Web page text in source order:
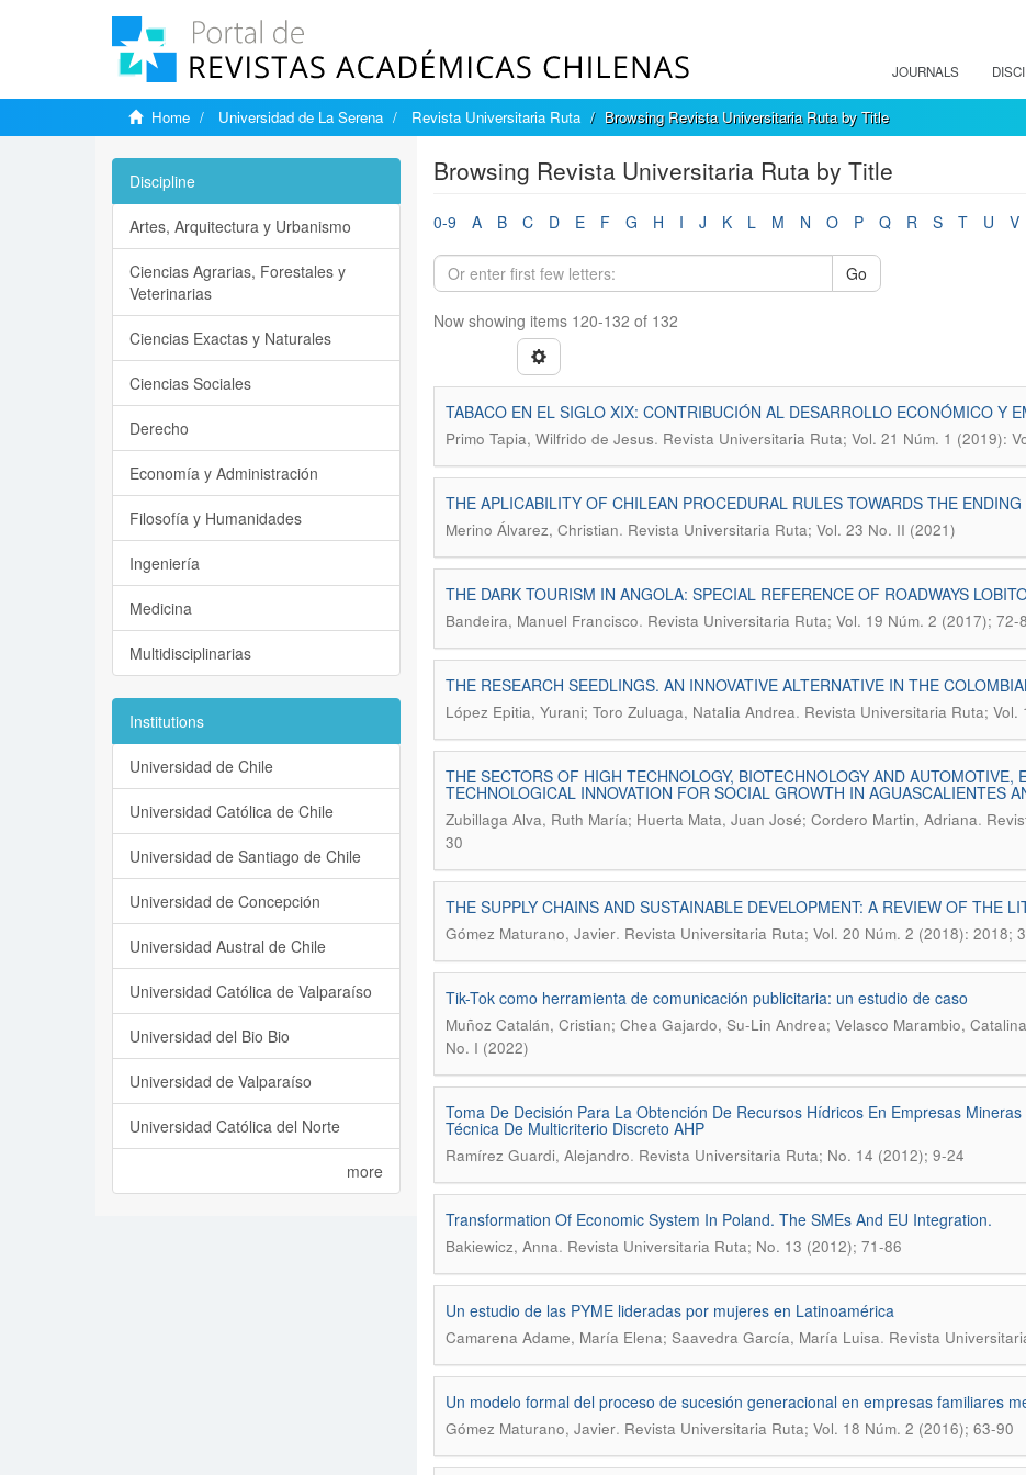
JOURNALS
Home Universidad de La Serena Revista Universitaria Ruta Browsing Revista Universitaria Ruta by Title
Browsing Revista Universitaria Ruta by Title
0-9 A B C D E F G H I J K L M N O P Q R S T U V
Go
Now showing items 120-132 of 132
TABACO EN EL SIGLO XIX: CONTRIBUCIÓN AL DESARROLLO ECONÓMICO Y
Primo Tapia, Wilfrido de Jesus. Revista Universitaria Ruta; Vol. 21 Núm. 1 (2019):
THE APLICABILITY OF CHILEAN PROCEDURAL RULES TOWARDS THE
Merino Álvarez, Christian. Revista Universitaria Ruta; Vol. 23 No. II (2021)
THE DARK TOURISM IN ANGOLA: SPECIAL REFERENCE OF ROADWAYS
Bandeira, Manuel Francisco. Revista Universitaria Ruta; Vol. 19 Núm. 2 (2017); 72-
THE RESEARCH SEEDLINGS. AN INNOVATIVE ALTERNATIVE IN THE
López Epitia, Yurani; Toro Zuluaga, Natalia Andrea. Revista Universitaria Ruta;
THE SECTORS OF HIGH TECHNOLOGY, BIOTECHNOLOGY AND AUTOMOTIVE,
TECHNOLOGICAL INNOVATION FOR SOCIAL GROWTH IN AGUASCALIENTES
Zubillaga Alva, Ruth María; Huerta Mata, Juan José; Cordero Martin, Adriana.
30
THE SUPPLY CHAINS AND SUSTAINABLE DEVELOPMENT: A REVIEW OF THE
Gómez Maturano, Javier. Revista Universitaria Ruta; Vol. 20 Núm. 2 (2018): 2018;
Tik-Tok como herramienta de comunicación publicitaria: un estudio de caso
Muñoz Catalán, Cristian; Chea Gajardo, Su-Lin Andrea; Velasco Marambio,
No. I (2022)
Toma De Decisión Para La Obtención De Recursos Hídricos En Empresas
Técnica De Multicriterio Discreto AHP
Ramírez Guardi, Alejandro. Revista Universitaria Ruta; No. 14 (2012); 9-24
Transformation Of Economic System In Poland. The SMEs And EU Integration.
Bakiewicz, Anna. Revista Universitaria Ruta; No. 13 (2012); 71-86
Un estudio de las PYME lideradas por mujeres en Latinoamérica
Camarena Adame, María Elena; Saavedra García, María Luisa. Revista
Un modelo formal del proceso de sucesión generacional en empresas familiares
Gómez Maturano, Javier. Revista Universitaria Ruta; Vol. 18 Núm. 2 (2016); 63-90
Discipline
Artes, Arquitectura y Urbanismo
Ciencias Agrarias, Forestales y
Veterinarias
Ciencias Exactas y Naturales
Ciencias Sociales
Derecho
Economía y Administración
Filosofía y Humanidades
Ingeniería
Medicina
Multidisciplinarias
Institutions
Universidad de Chile
Universidad Católica de Chile
Universidad de Santiago de Chile
Universidad de Concepción
Universidad Austral de Chile
Universidad Católica de Valparaíso
Universidad del Bio Bio
Universidad de Valparaíso
Universidad Católica del Norte
more